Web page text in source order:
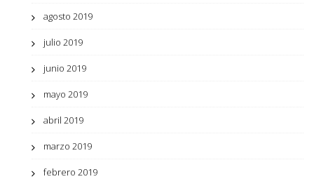
agosto 2019
julio 2019
junio 2019
mayo 2019
abril 2019
marzo 2019
febrero 2019